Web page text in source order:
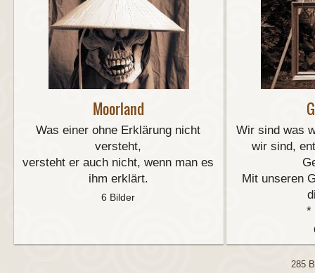
Moorland
Was einer ohne Erklärung nicht
versteht,
versteht er auch nicht, wenn man es
ihm erklärt.
6 Bilder
Wir sind was
wir sind,
Mit unseren
*
285